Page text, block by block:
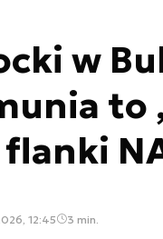
w
to
12:45 3 min.